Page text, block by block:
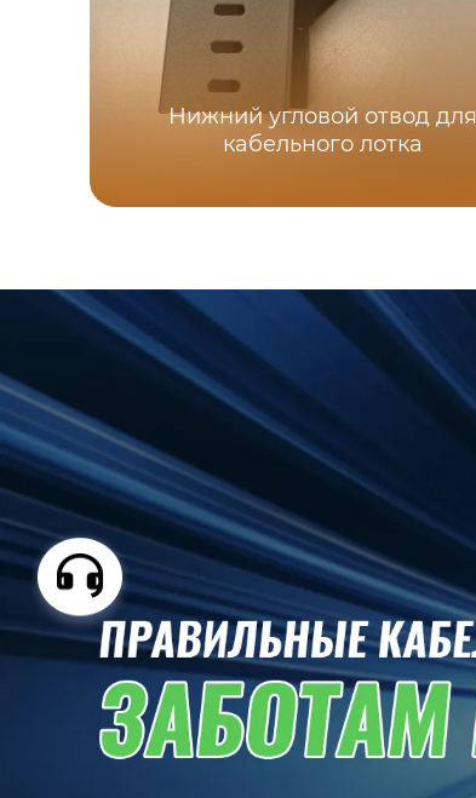
Нижний угловой отвод для
кабельного лотка